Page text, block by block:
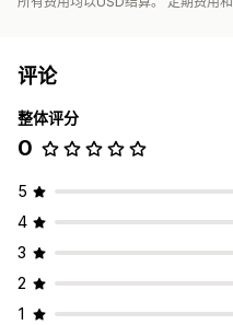
评论
整体评分
0
5
4
3
2
1